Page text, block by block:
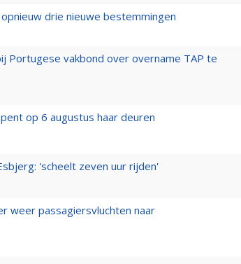
drie nieuwe bestemmingen
Portugese vakbond over overname TAP te
op 6 augustus haar deuren
'scheelt zeven uur rijden'
weer passagiersvluchten naar